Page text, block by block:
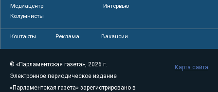
Медиацентр
Интервью
Колумнисты
Контакты Реклама Вакансии
© «Парламентская газета», 2026 г.
Электронное периодическое издание
«Парламентская газета» зарегистрировано в
Карта сайта